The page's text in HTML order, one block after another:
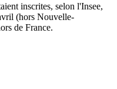
inscrites, selon l'Insee,
(hors Nouvelle-
de France.